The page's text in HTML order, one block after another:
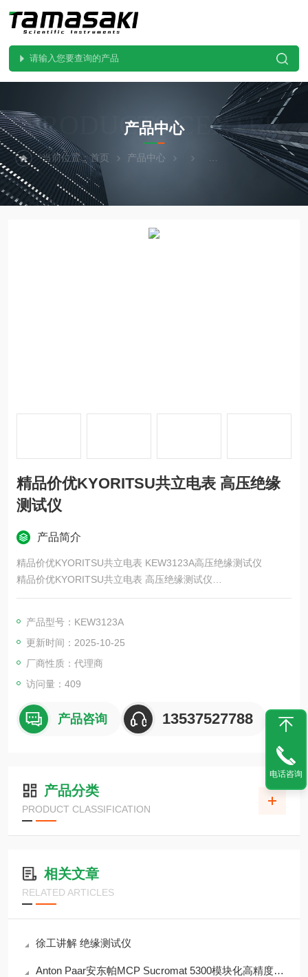
PRODUCTS CENTER
产品中心
当前位置：首页 产品中心 KYORITSU共立电表
精品价优KYORITSU共立电表 高压绝缘
测试仪
产品简介
精品价优KYORITSU共立电表 KEW3123A高压绝缘测试仪
精品价优KYORITSU共立电表 高压绝缘测试仪
工作原理
流电压，然后测量在该电压下流过被测物体的泄漏电流，根据欧
姆定律计算出被测物体的绝缘电阻。
产品型号：KEW3123A
更新时间：2025-10-25
厂商性质：代理商
访问量：409
产品咨询 13537527788
产品分类
PRODUCT CLASSIFICATION
相关文章
RELATED ARTICLES
徐工讲解 绝缘测试仪
Anton Paar安东帕MCP Sucromat 5300模块化高精度旋光仪
电话咨询